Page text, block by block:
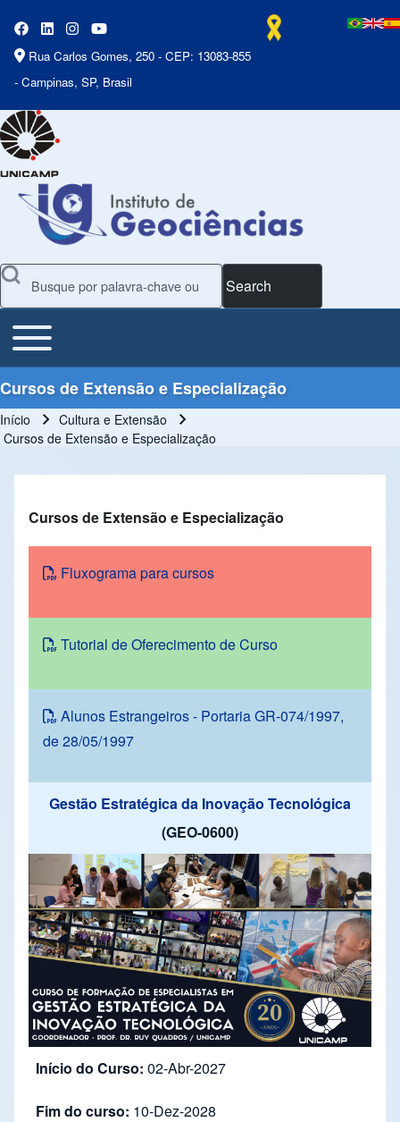
Rua Carlos Gomes, 250 - CEP: 13083-855
- Campinas, SP, Brasil
Search
Main Menu
Toggle main menu
Cursos de Extensão e Especialização
Trilha de navegação
Início
Cultura e Extensão
Cursos de Extensão e Especialização
Cursos de Extensão e Especialização
Fluxograma para cursos
Tutorial de Oferecimento de Curso
Alunos Estrangeiros - Portaria GR-074/1997,
de 28/05/1997
Gestão Estratégica da Inovação Tecnológica
(GEO-0600)
Início do Curso: 02-Abr-2027
Fim do curso: 10-Dez-2028